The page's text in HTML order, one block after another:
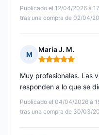
Publicado el 12/04/2026 à
tras una compra de 02/04/
M
María J. M.
Nota: 5 de 5
Publicado el 04/04/2026 à
tras una compra de 30/03/
Muy profesionales. Las
responden a lo que se